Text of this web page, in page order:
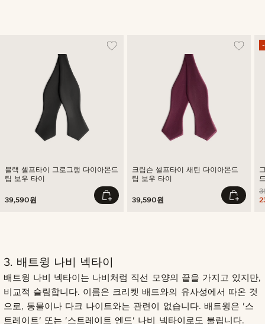
블랙 셀프타이 그로그랭 다이아몬드
팁 보우 타이
39,590원
크림슨 셀프타이 새틴 다이아몬드
팁 보우 타이
39,590원
3. 배트윙 나비 넥타이
배트윙 나비 넥타이는 나비처럼 직선 모양의 끝을 가지고 있지만,
비교적 슬림합니다. 이름은 크리켓 배트와의 유사성에서 따온 것
으로, 동물이나 다크 나이트와는 관련이 없습니다. 배트윙은 '스
트레이트' 또는 '스트레이트 엔드' 나비 넥타이로도 불립니다.